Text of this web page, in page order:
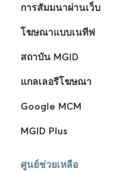
การสัมมนาผ่านเว็บ
โฆษณาแบบเนทีฟ
สถาบัน MGID
แกลเลอรีโฆษณา
Google MCM
MGID Plus
ศูนย์ช่วยเหลือ